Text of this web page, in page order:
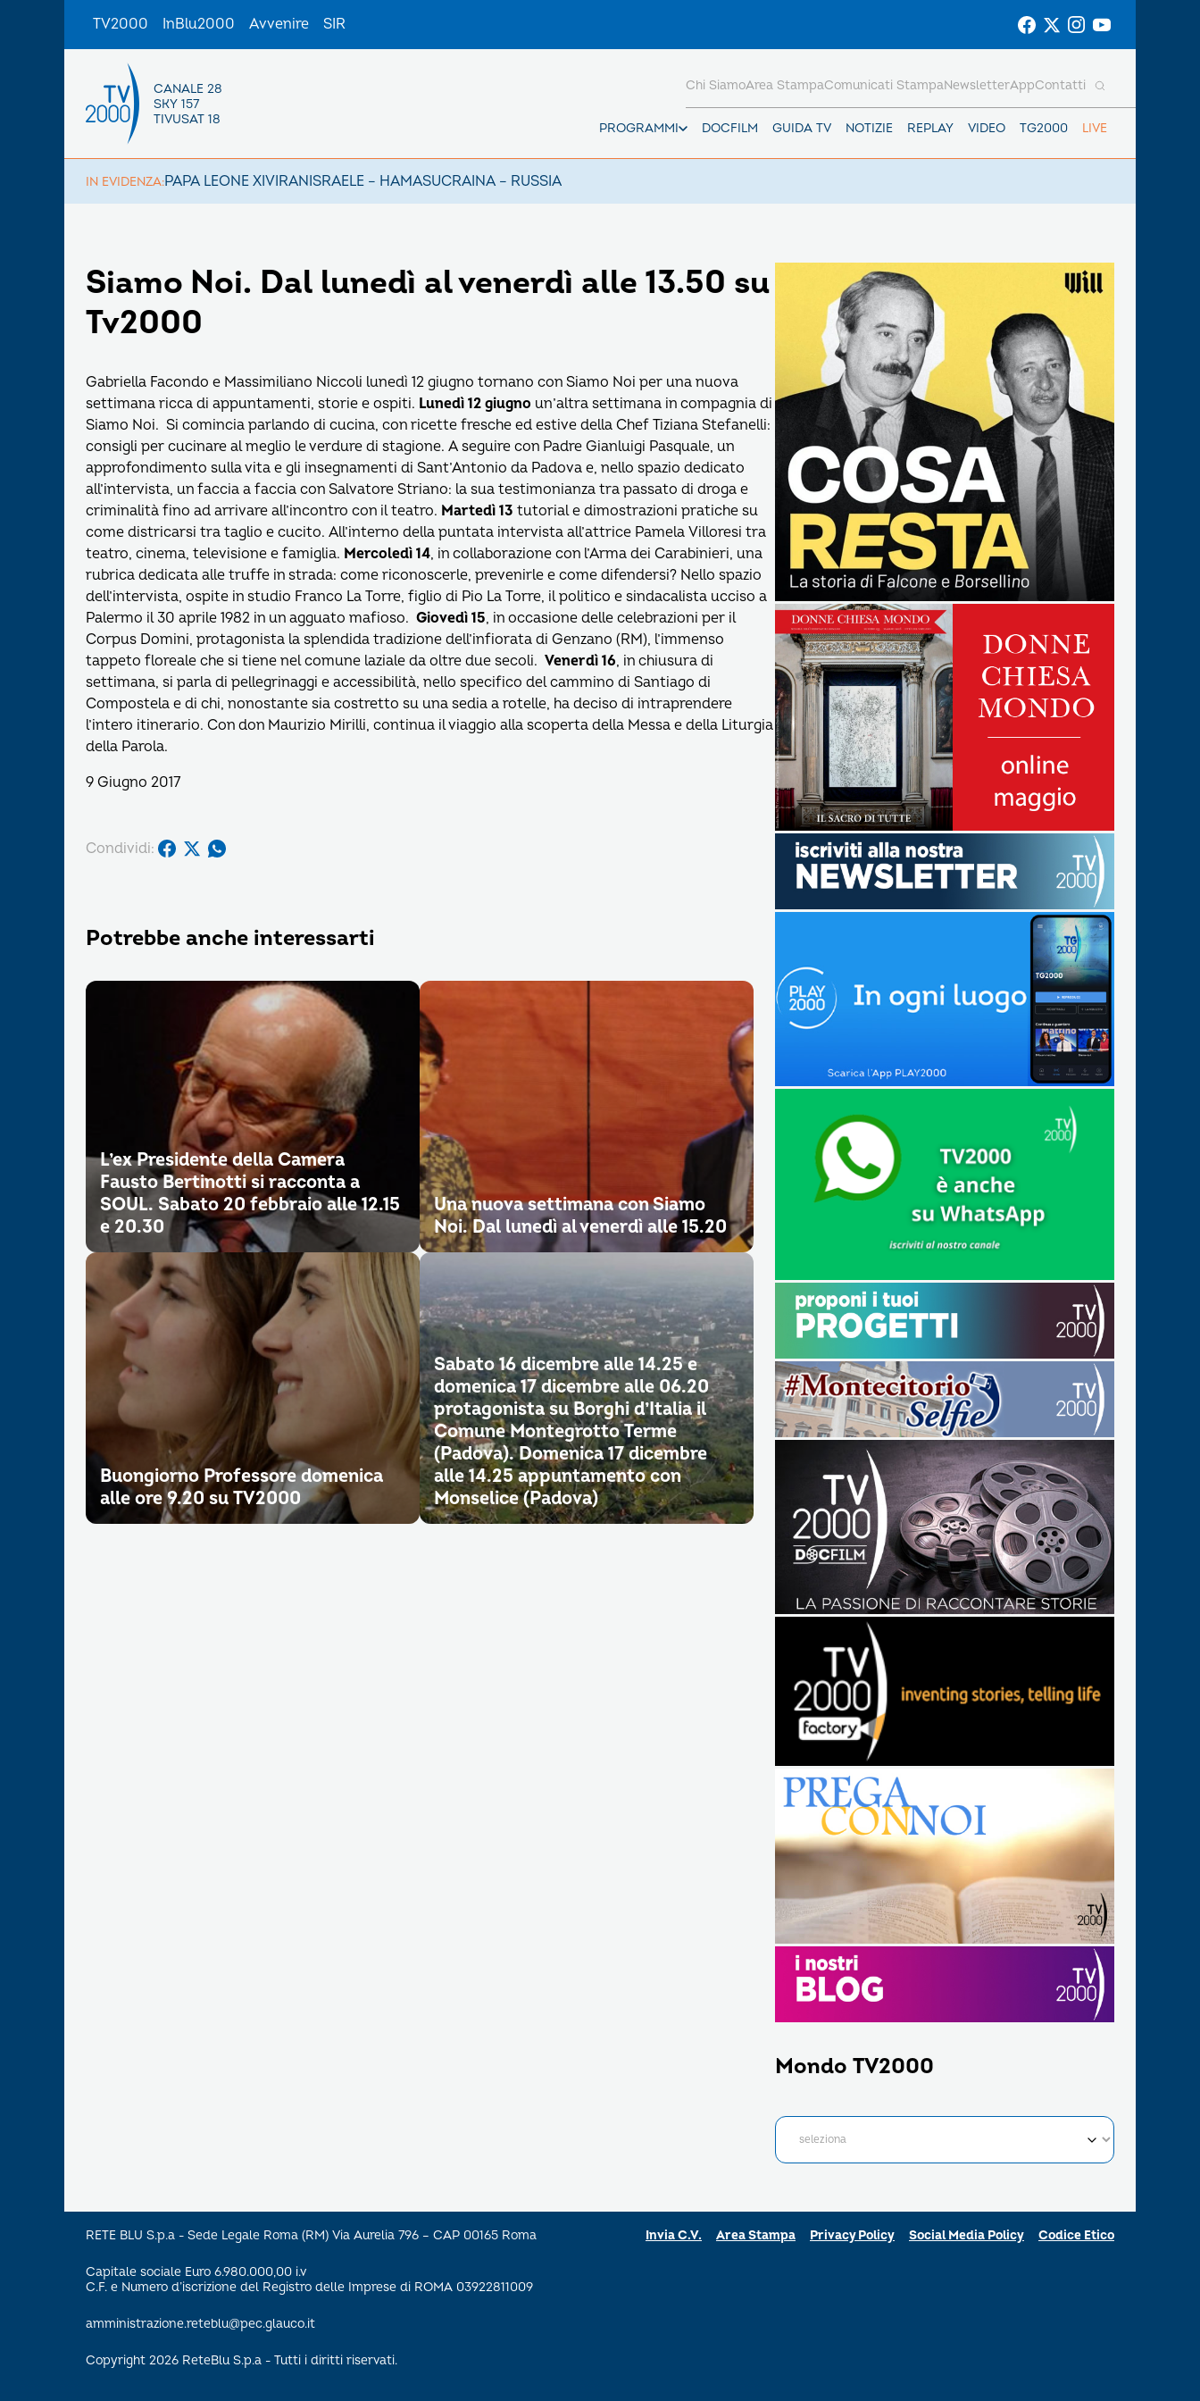
TV2000 InBlu2000 Avvenire SIR
CANALE 28
SKY 157
TIVUSAT 18
PROGRAMMI DOCFILM GUIDA TV NOTIZIE REPLAY VIDEO TG2000 LIVE
Chi SiamoArea StampaComunicati StampaNewsletterAppContatti
IN EVIDENZA:PAPA LEONE XIVIRANISRAELE – HAMASUCRAINA – RUSSIA
Siamo Noi. Dal lunedì al venerdì alle 13.50 su
Tv2000
Gabriella Facondo e Massimiliano Niccoli lunedì 12 giugno tornano con Siamo Noi per una nuova
settimana ricca di appuntamenti, storie e ospiti. Lunedì 12 giugno un’altra settimana in compagnia di
Siamo Noi. Si comincia parlando di cucina, con ricette fresche ed estive della Chef Tiziana Stefanelli:
consigli per cucinare al meglio le verdure di stagione. A seguire con Padre Gianluigi Pasquale, un
approfondimento sulla vita e gli insegnamenti di Sant’Antonio da Padova e, nello spazio dedicato
all’intervista, un faccia a faccia con Salvatore Striano: la sua testimonianza tra passato di droga e
criminalità fino ad arrivare all’incontro con il teatro. Martedì 13 tutorial e dimostrazioni pratiche su
come districarsi tra taglio e cucito. All’interno della puntata intervista all’attrice Pamela Villoresi tra
teatro, cinema, televisione e famiglia. Mercoledì 14, in collaborazione con l’Arma dei Carabinieri, una
rubrica dedicata alle truffe in strada: come riconoscerle, prevenirle e come difendersi? Nello spazio
dell’intervista, ospite in studio Franco La Torre, figlio di Pio La Torre, il politico e sindacalista ucciso a
Palermo il 30 aprile 1982 in un agguato mafioso. Giovedì 15, in occasione delle celebrazioni per il
Corpus Domini, protagonista la splendida tradizione dell’infiorata di Genzano (RM), l’immenso
tappeto floreale che si tiene nel comune laziale da oltre due secoli. Venerdì 16, in chiusura di
settimana, si parla di pellegrinaggi e accessibilità, nello specifico del cammino di Santiago di
Compostela e di chi, nonostante sia costretto su una sedia a rotelle, ha deciso di intraprendere
l’intero itinerario. Con don Maurizio Mirilli, continua il viaggio alla scoperta della Messa e della Liturgia
della Parola.
9 Giugno 2017
Condividi:
Potrebbe anche interessarti
L’ex Presidente della Camera
Fausto Bertinotti si racconta a
SOUL. Sabato 20 febbraio alle 12.15
e 20.30
Una nuova settimana con Siamo
Noi. Dal lunedì al venerdì alle 15.20
Buongiorno Professore domenica
alle ore 9.20 su TV2000
Sabato 16 dicembre alle 14.25 e
domenica 17 dicembre alle 06.20
protagonista su Borghi d’Italia il
Comune Montegrotto Terme
(Padova). Domenica 17 dicembre
alle 14.25 appuntamento con
Monselice (Padova)
Mondo TV2000
RETE BLU S.p.a - Sede Legale Roma (RM) Via Aurelia 796 – CAP 00165 Roma
Capitale sociale Euro 6.980.000,00 i.v
C.F. e Numero d’iscrizione del Registro delle Imprese di ROMA 03922811009
amministrazione.reteblu@pec.glauco.it
Copyright 2026 ReteBlu S.p.a - Tutti i diritti riservati.
Invia C.V. Area Stampa Privacy Policy Social Media Policy Codice Etico